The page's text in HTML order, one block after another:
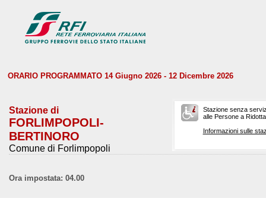
ORARIO PROGRAMMATO 14 Giugno 2026 - 12 Dicembre 2026
Stazione di
FORLIMPOPOLI-
BERTINORO
Comune di Forlimpopoli
Stazione senza
alle Persone a
Informazioni sulle
Ora impostata: 04.00